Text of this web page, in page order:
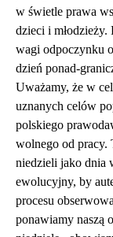
w świetle prawa
dzieci i młodzieży.
wagi odpoczynku
dzień ponad-
Uważamy, że w
uznanych celów
polskiego
wolnego od pracy.
niedzieli jako dnia
ewolucyjny, by
procesu
ponawiamy naszą